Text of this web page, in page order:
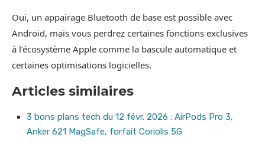
Oui, un appairage Bluetooth de base est possible avec
Android, mais vous perdrez certaines fonctions exclusives
à l’écosystème Apple comme la bascule automatique et
certaines optimisations logicielles.
Articles similaires
3 bons plans tech du 12 févr. 2026 : AirPods Pro 3,
Anker 621 MagSafe, forfait Coriolis 5G